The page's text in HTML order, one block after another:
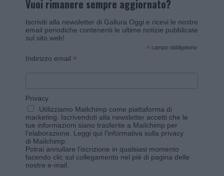
Vuoi rimanere sempre aggiornato?
Iscriviti alla newsletter di Gallura Oggi e ricevi le nostre
email periodiche contenenti le ultime notizie pubblicate
sul sito web!
* campo obbligatorio
Indirizzo email *
Privacy
Utilizziamo Mailchimp come piattaforma di
marketing. Iscrivendoti alla newsletter accetti che le
tue informazioni siano trasferite a Mailchimp per
l'elaborazione. Leggi qui l'informativa sulla privacy
di Mailchimp
Potrai annullare l'iscrizione in qualsiasi momento
facendo clic sul collegamento nel piè di pagina delle
nostre e-mail.